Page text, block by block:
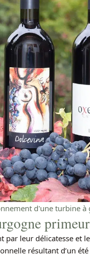
d'une turbine à
par leur délicatesse et
résultant d’un